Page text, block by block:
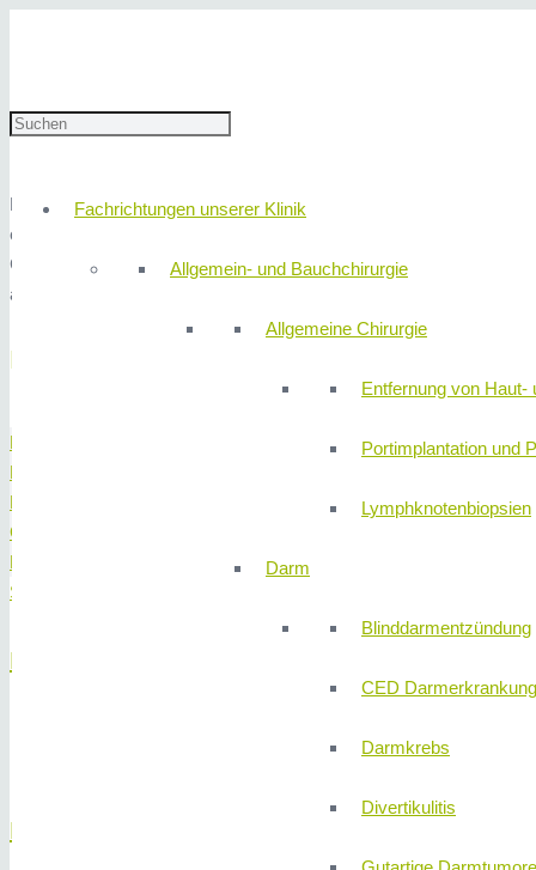
Fachrichtungen unserer Klinik
Allgemein- und Bauchchirurgie
Allgemeine Chirurgie
Entfernung von Haut-
Portimplantation und
Lymphknotenbiopsien
Darm
Blinddarmentzündung
CED Darmerkrankung
Darmkrebs
Divertikulitis
Endosonographische
Die Endosonographie ermöglicht mit dem Ultraschall den Blick
endoskopischen Videospiegelung. Dabei befindet sich am Ende
Charakter eines Tumors genauer beurteilt werden. Die
aus Veränderungen inner- oder außerhalb der Organwand.
Behandlungsspektrum
Bauchspeicheldrüse
Darm
Dünndarm
Gallengänge
Magen
Speiseröhre
Bauchspeicheldrüse
Darm